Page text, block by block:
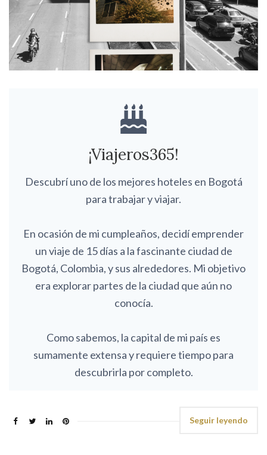
¡Viajeros365!
Descubrí uno de los mejores hoteles en Bogotá
para trabajar y viajar.
En ocasión de mi cumpleaños, decidí emprender
un viaje de 15 días a la fascinante ciudad de
Bogotá, Colombia, y sus alrededores. Mi objetivo
era explorar partes de la ciudad que aún no
conocía.
Como sabemos, la capital de mi país es
sumamente extensa y requiere tiempo para
descubrirla por completo.
Seguir leyendo